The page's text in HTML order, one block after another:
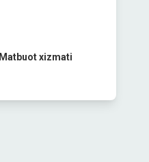
Matbuot xizmati